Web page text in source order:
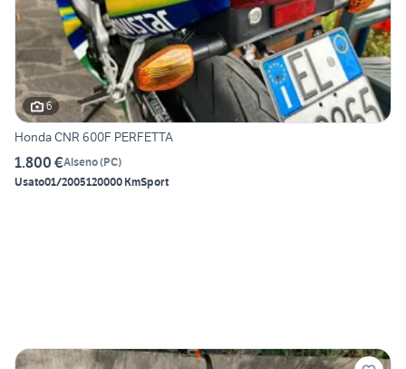
6
Honda CNR 600F PERFETTA
1.800 €Alseno(PC)
Usato01/2005120000 KmSport